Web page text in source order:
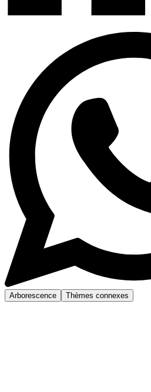
Arborescence Thèmes connexes